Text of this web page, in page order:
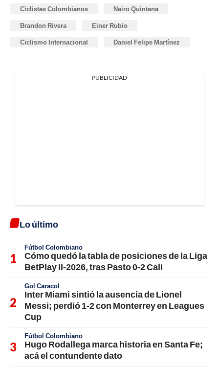
Ciclistas Colombianos Nairo Quintana
Brandon Rivera Einer Rubio
Ciclismo Internacional Daniel Felipe Martínez
PUBLICIDAD
Lo último
Fútbol Colombiano
Cómo quedó la tabla de posiciones de la Liga
BetPlay II-2026, tras Pasto 0-2 Cali
Gol Caracol
Inter Miami sintió la ausencia de Lionel
Messi; perdió 1-2 con Monterrey en Leagues
Cup
Fútbol Colombiano
Hugo Rodallega marca historia en Santa Fe;
acá el contundente dato